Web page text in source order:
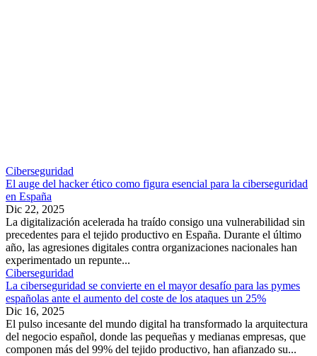
Ciberseguridad
El auge del hacker ético como figura esencial para la ciberseguridad
en España
Dic 22, 2025
La digitalización acelerada ha traído consigo una vulnerabilidad sin
precedentes para el tejido productivo en España. Durante el último
año, las agresiones digitales contra organizaciones nacionales han
experimentado un repunte...
Ciberseguridad
La ciberseguridad se convierte en el mayor desafío para las pymes
españolas ante el aumento del coste de los ataques un 25%
Dic 16, 2025
El pulso incesante del mundo digital ha transformado la arquitectura
del negocio español, donde las pequeñas y medianas empresas, que
componen más del 99% del tejido productivo, han afianzado su...